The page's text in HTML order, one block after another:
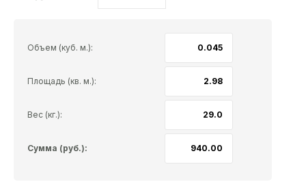
Объем (куб. м.):
Площадь (кв. м.):
Вес (кг.):
Сумма (руб.):